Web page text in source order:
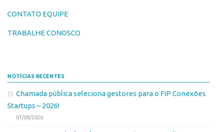
Bolsa Empreendedorismo
Entidades
EMBRAPIIs
CONTATO EQUIPE
TRABALHE CONOSCO
NOTÍCIAS RECENTES
Chamada pública seleciona gestores para o FIP Conexões
Startups – 2026!
07/08/2026